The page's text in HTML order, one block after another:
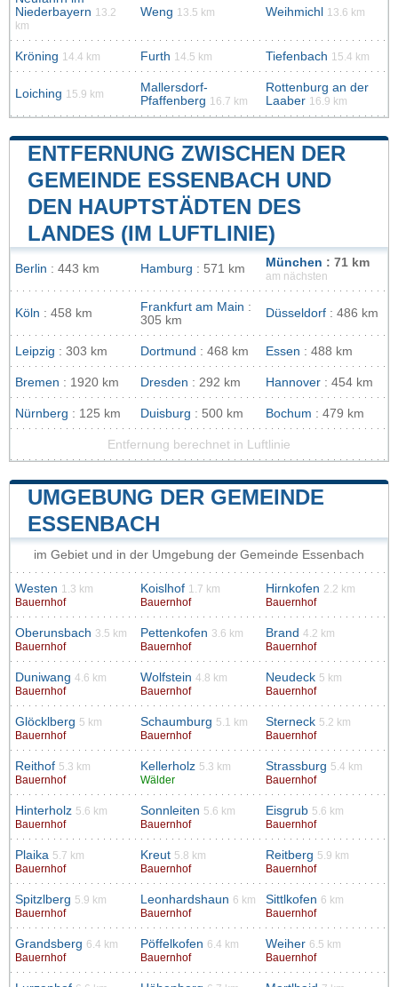
Niederbayern 13.2
km
Weng 13.5 km Weihmichl 13.6 km
Kröning 14.4 km Furth 14.5 km Tiefenbach 15.4 km
Loiching 15.9 km
Mallersdorf-
Pfaffenberg 16.7 km
Rottenburg an der
Laaber 16.9 km
ENTFERNUNG ZWISCHEN DER
GEMEINDE ESSENBACH UND
DEN HAUPTSTÄDTEN DES
LANDES (IM LUFTLINIE)
Berlin : 443 km Hamburg : 571 km München : 71 km
am nächsten
Köln : 458 km Frankfurt am Main :
305 km
Düsseldorf : 486 km
Leipzig : 303 km Dortmund : 468 km Essen : 488 km
Bremen : 1920 km Dresden : 292 km Hannover : 454 km
Nürnberg : 125 km Duisburg : 500 km Bochum : 479 km
Entfernung berechnet in Luftlinie
UMGEBUNG DER GEMEINDE
ESSENBACH
im Gebiet und in der Umgebung der Gemeinde Essenbach
Westen 1.3 km
Bauernhof
Koislhof 1.7 km
Bauernhof
Hirnkofen 2.2 km
Bauernhof
Oberunsbach 3.5 km
Bauernhof
Pettenkofen 3.6 km
Bauernhof
Brand 4.2 km
Bauernhof
Duniwang 4.6 km
Bauernhof
Wolfstein 4.8 km
Bauernhof
Neudeck 5 km
Bauernhof
Glöcklberg 5 km
Bauernhof
Schaumburg 5.1 km
Bauernhof
Sterneck 5.2 km
Bauernhof
Reithof 5.3 km
Bauernhof
Kellerholz 5.3 km
Wälder
Strassburg 5.4 km
Bauernhof
Hinterholz 5.6 km
Bauernhof
Sonnleiten 5.6 km
Bauernhof
Eisgrub 5.6 km
Bauernhof
Plaika 5.7 km
Bauernhof
Kreut 5.8 km
Bauernhof
Reitberg 5.9 km
Bauernhof
Spitzlberg 5.9 km
Bauernhof
Leonhardshaun 6 km
Bauernhof
Sittlkofen 6 km
Bauernhof
Grandsberg 6.4 km
Bauernhof
Pöffelkofen 6.4 km
Bauernhof
Weiher 6.5 km
Bauernhof